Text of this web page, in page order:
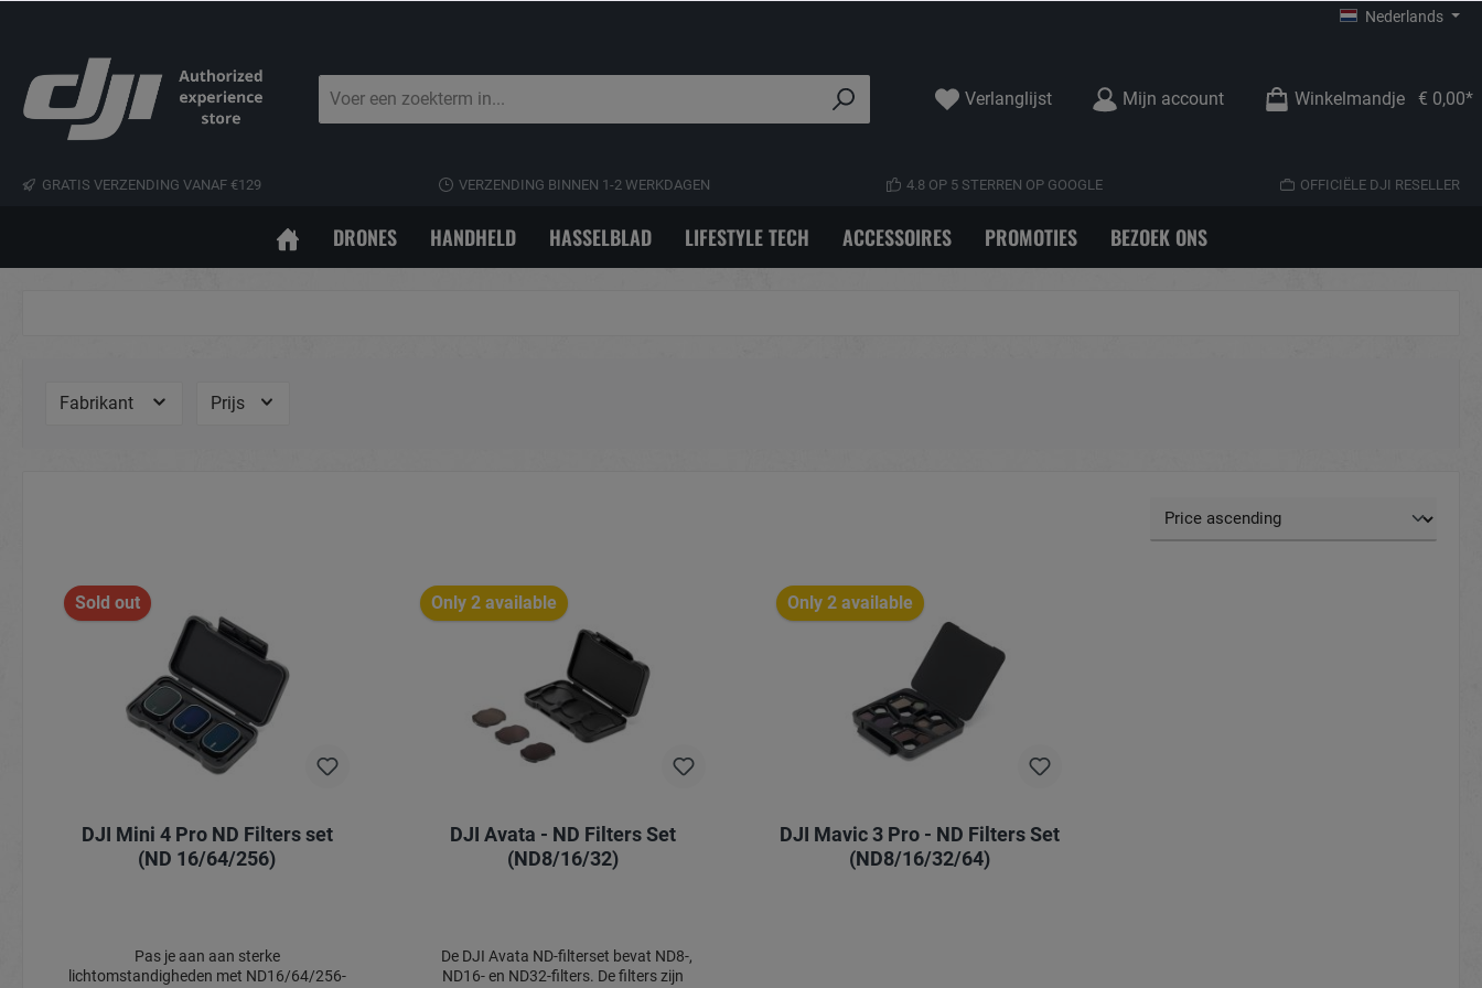
Nederlands
Verlanglijst Mijn account Winkelmandje € 0,00*
GRATIS VERZENDING VANAF €129 VERZENDING BINNEN 1-2 WERKDAGEN 4.8 OP 5 STERREN OP GOOGLE OFFICIËLE DJI RESELLER
DRONES HANDHELD HASSELBLAD LIFESTYLE TECH ACCESSOIRES PROMOTIES BEZOEK ONS
Fabrikant Prijs
Sold out
DJI Mini 4 Pro ND Filters set
(ND 16/64/256)
Pas je aan aan sterke
lichtomstandigheden met ND16/64/256-
Only 2 available
DJI Avata - ND Filters Set
(ND8/16/32)
ND16- en ND32-filters. De filters zijn
Only 2 available
DJI Mavic 3 Pro - ND Filters Set
(ND8/16/32/64)